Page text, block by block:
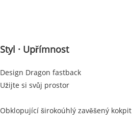
Styl · Upřímnost
Design Dragon fastback
Užijte si svůj prostor
Obklopující širokoúhlý zavěšený kokpit